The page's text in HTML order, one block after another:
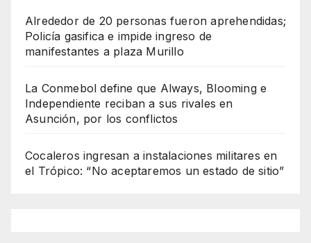
Alrededor de 20 personas fueron aprehendidas;
Policía gasifica e impide ingreso de
manifestantes a plaza Murillo
La Conmebol define que Always, Blooming e
Independiente reciban a sus rivales en
Asunción, por los conflictos
Cocaleros ingresan a instalaciones militares en
el Trópico: “No aceptaremos un estado de sitio”